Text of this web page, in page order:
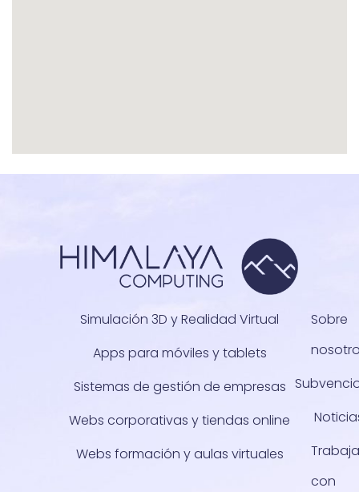
Simulación 3D y Realidad Virtual
Apps para móviles y tablets
Sistemas de gestión de empresas
Webs corporativas y tiendas online
Webs formación y aulas virtuales
Sobre
Trabaja
con